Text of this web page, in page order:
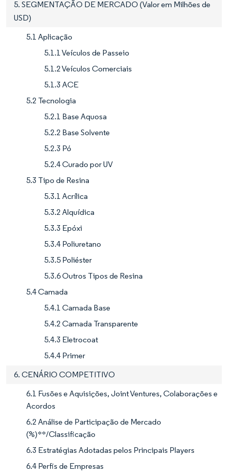
5. SEGMENTAÇÃO DE MERCADO (Valor em Milhões de
USD)
5.1 Aplicação
5.1.1 Veículos de Passeio
5.1.2 Veículos Comerciais
5.1.3 ACE
5.2 Tecnologia
5.2.1 Base Aquosa
5.2.2 Base Solvente
5.2.3 Pó
5.2.4 Curado por UV
5.3 Tipo de Resina
5.3.1 Acrílica
5.3.2 Alquídica
5.3.3 Epóxi
5.3.4 Poliuretano
5.3.5 Poliéster
5.3.6 Outros Tipos de Resina
5.4 Camada
5.4.1 Camada Base
5.4.2 Camada Transparente
5.4.3 Eletrocoat
5.4.4 Primer
6. CENÁRIO COMPETITIVO
6.1 Fusões e Aquisições, Joint Ventures, Colaborações e
Acordos
6.2 Análise de Participação de Mercado
(%)**/Classificação
6.3 Estratégias Adotadas pelos Principais Players
6.4 Perfis de Empresas